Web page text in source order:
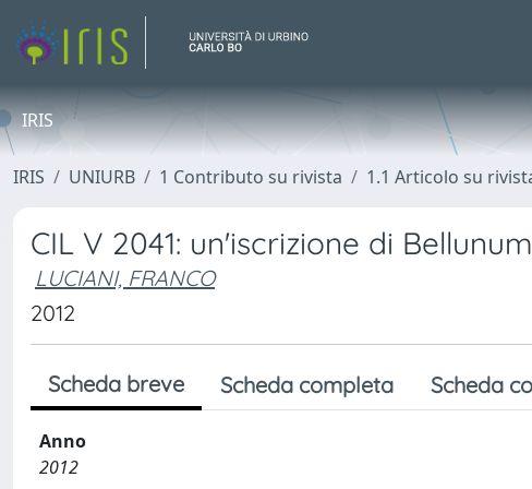
IRIS
IRIS UNIURB 1 Contributo su rivista 1.1 Articolo su
CIL V 2041: un'iscrizione di
LUCIANI, FRANCO
2012
Scheda breve Scheda completa Scheda
Anno
2012